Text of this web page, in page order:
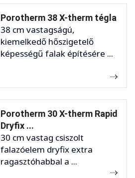
Porotherm 38 X-therm tégla
38 cm vastagságú,
kiemelkedő hőszigetelő
képességű falak építésére ...
Porotherm 30 X-therm Rapid
Dryfix ...
30 cm vastag csiszolt
falazóelem dryfix extra
ragasztóhabbal a ...